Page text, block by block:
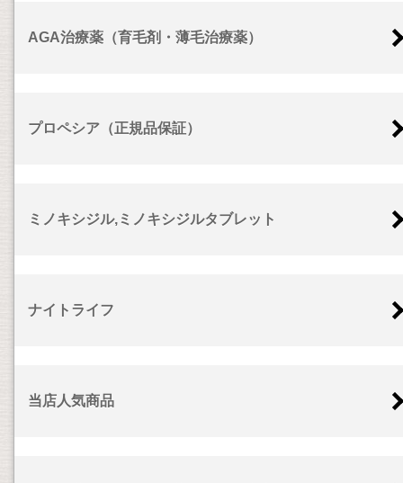
AGA治療薬（育毛剤・薄毛治療薬）
プロペシア（正規品保証）
ミノキシジル,ミノキシジルタブレット
ナイトライフ
当店人気商品